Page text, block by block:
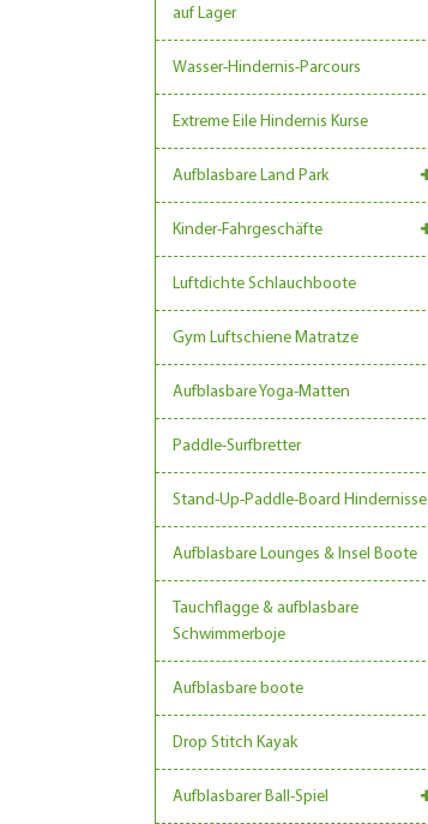
auf Lager
Wasser-Hindernis-Parcours
Extreme Eile Hindernis Kurse
Aufblasbare Land Park
Kinder-Fahrgeschäfte
Luftdichte Schlauchboote
Gym Luftschiene Matratze
Aufblasbare Yoga-Matten
Paddle-Surfbretter
Stand-Up-Paddle-Board Hindernisse
Aufblasbare Lounges & Insel Boote
Tauchflagge & aufblasbare
Schwimmerboje
Aufblasbare boote
Drop Stitch Kayak
Aufblasbarer Ball-Spiel